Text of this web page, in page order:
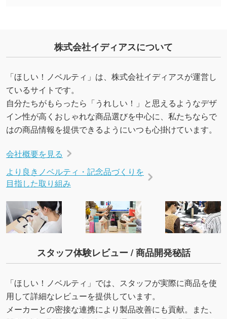
を生成してほしい
URLをご指定いただければ、QRコードを生成
いたします。配置のご相談にも応じています。
→詳しく見る
株式会社イディアスについて
「ほしい！ノベルティ」は、株式会社イディアスが運営し
ているサイトです。
自分たちがもらったら「うれしい！」と思えるようなデザ
イン性が高くおしゃれな商品選びを中心に、私たちならで
はの商品情報を提供できるようにいつも心掛けています。
会社概要を見る
より良きノベルティ・記念品づくりを
目指した取り組み
スタッフ体験レビュー / 商品開発秘話
「ほしい！ノベルティ」では、スタッフが実際に商品を使
用して詳細なレビューを提供しています。
メーカーとの密接な連携により製品改善にも貢献。また、